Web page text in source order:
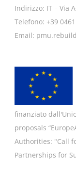
Indirizzo: IT – Via
Telefono: +39
Email:
finanziato
proposals
Authorities: "Call
Partnerships for